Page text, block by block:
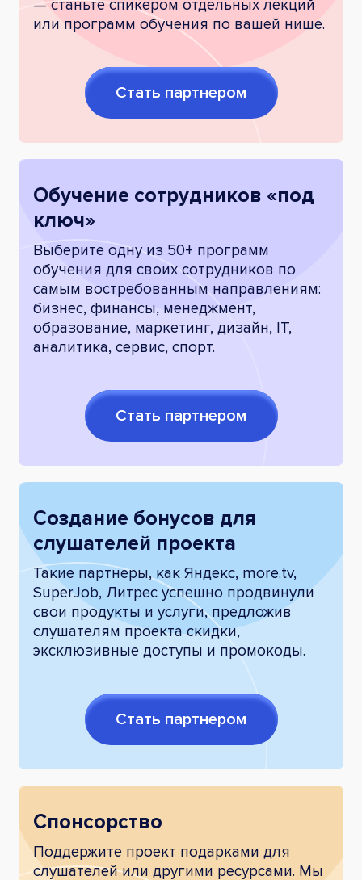
— станьте спикером отдельных лекций
или программ обучения по вашей нише.
Стать партнером
Обучение сотрудников «под
ключ»
Выберите одну из 50+ программ
обучения для своих сотрудников по
самым востребованным направлениям:
бизнес, финансы, менеджмент,
образование, маркетинг, дизайн, IT,
аналитика, сервис, спорт.
Стать партнером
Создание бонусов для
слушателей проекта
Такие партнеры, как Яндекс, more.tv,
SuperJob, Литрес успешно продвинули
свои продукты и услуги, предложив
слушателям проекта скидки,
эксклюзивные доступы и промокоды.
Стать партнером
Спонсорство
Поддержите проект подарками для
слушателей или другими ресурсами. Мы